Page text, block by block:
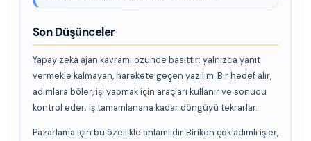
Son Düşünceler
Yapay zeka ajan kavramı özünde basittir: yalnızca yanıt
vermekle kalmayan, harekete geçen yazılım. Bir hedef alır,
adımlara böler, işi yapmak için araçları kullanır ve sonucu
kontrol eder; iş tamamlanana kadar döngüyü tekrarlar.
Pazarlama için bu özellikle anlamlıdır. Biriken çok adımlı işler,